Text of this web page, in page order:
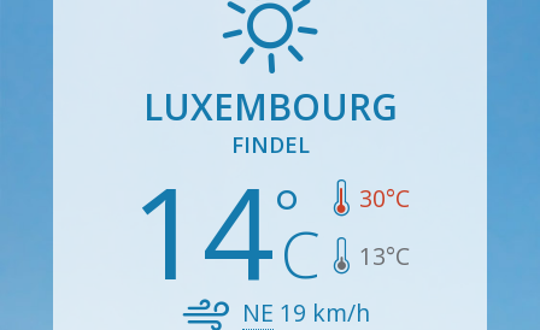
LUXEMBOURG
FINDEL
14 30°C
13°C
NE 19 km/h